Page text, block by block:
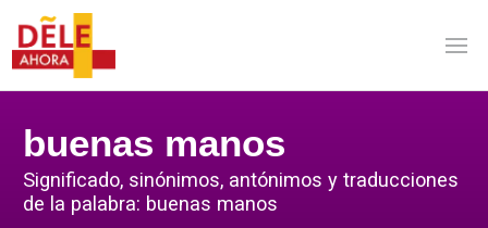
buenas manos
Significado, sinónimos, antónimos y traducciones
de la palabra: buenas manos